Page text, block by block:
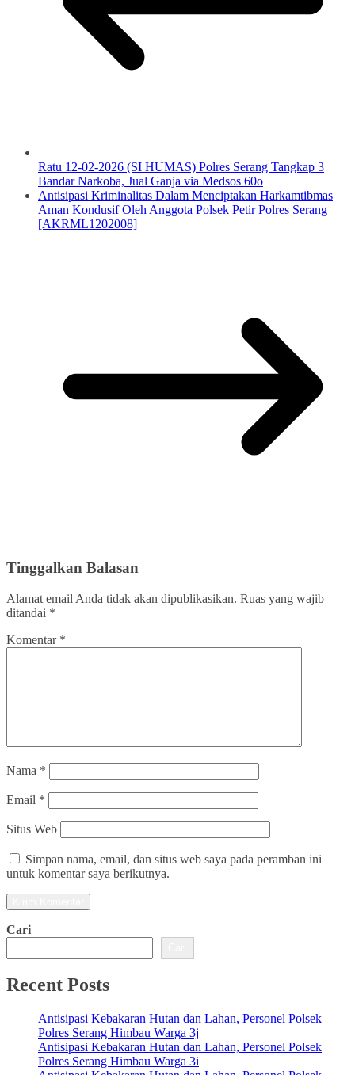
Ratu 12-02-2026 (SI HUMAS) Polres Serang Tangkap 3
Bandar Narkoba, Jual Ganja via Medsos 60o
Antisipasi Kriminalitas Dalam Menciptakan Harkamtibmas
Aman Kondusif Oleh Anggota Polsek Petir Polres Serang
[AKRML1202008]
Tinggalkan Balasan
Alamat email Anda tidak akan dipublikasikan. Ruas yang wajib
ditandai *
Komentar *
Nama *
Email *
Situs Web
Simpan nama, email, dan situs web saya pada peramban ini
untuk komentar saya berikutnya.
Cari
Recent Posts
Antisipasi Kebakaran Hutan dan Lahan, Personel Polsek
Polres Serang Himbau Warga 3j
Antisipasi Kebakaran Hutan dan Lahan, Personel Polsek
Polres Serang Himbau Warga 3i